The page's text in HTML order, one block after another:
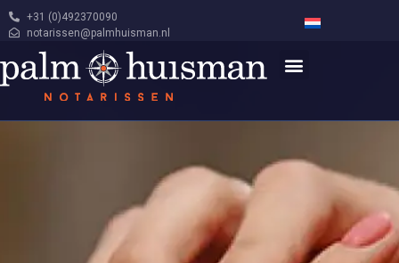
+31 (0)492370090
notarissen@palmhuisman.nl